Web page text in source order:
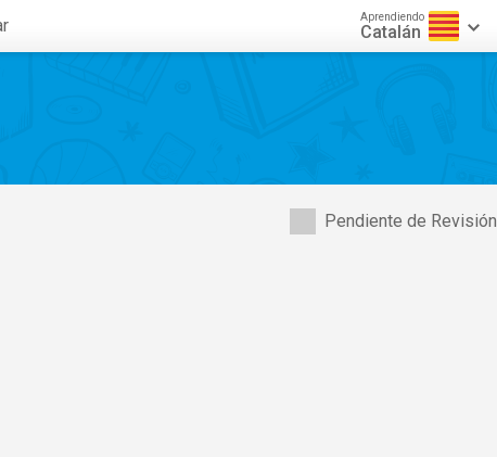
Aprendiendo
Catalán
Pendiente de Revisión